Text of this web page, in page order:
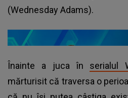
(Wednesday Adams).
Înainte a juca în serialul
mărturisit că traversa o